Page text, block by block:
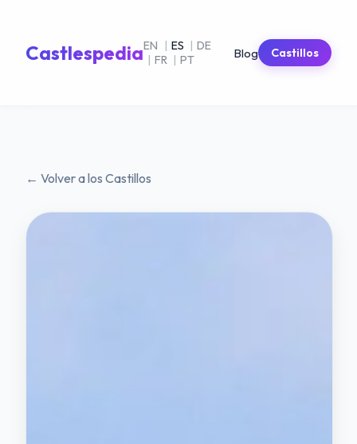
CastlespediaEN | ES | DE
| FR | PT Blog Castillos
← Volver a los Castillos